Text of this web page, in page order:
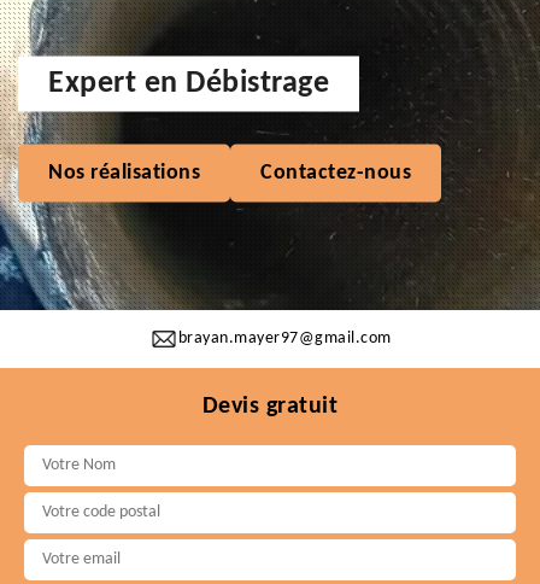
brayan.mayer97@gmail.com
Expert en Débistrage
Nos réalisations Contactez-nous
Devis gratuit